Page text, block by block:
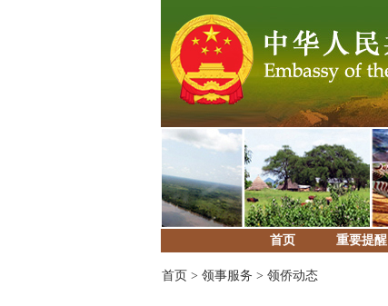
首页 重要提醒
首页 > 领事服务 > 领侨动态